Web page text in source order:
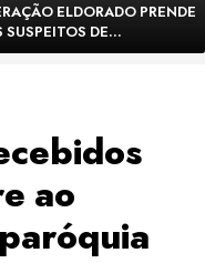
ELDORADO PRENDE
SUSPEITOS DE
R$ 25 MILHÕES
ao